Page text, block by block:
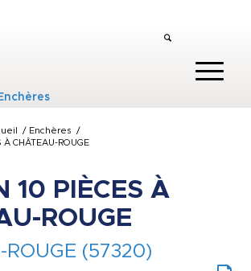
/ Enchères
/
À CHÂTEAU-ROUGE
10 PIÈCES À
ROUGE
ROUGE (57320)